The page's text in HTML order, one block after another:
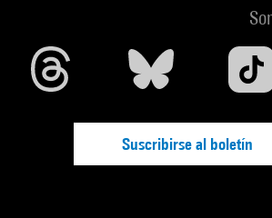
Suscribirse al boletín